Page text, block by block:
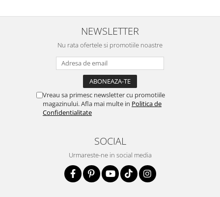
doua zi). RECOMAND SOFILINE!!!
NEWSLETTER
Nu rata ofertele si promotiile noastre
Vreau sa primesc newsletter cu promotiile
magazinului. Afla mai multe in Politica de
Confidentialitate
SOCIAL
Urmareste-ne in social media